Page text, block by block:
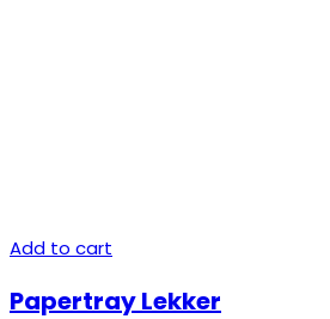
Add to cart
Papertray Lekker